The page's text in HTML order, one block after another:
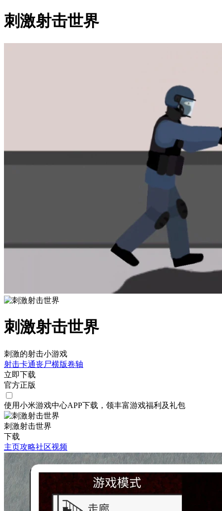
刺激射击世界
刺激射击世界
刺激的射击小游戏
射击卡通丧尸横版卷轴
立即下载
官方正版
使用小米游戏中心APP下载 ，领丰富游戏福利 及礼包
刺激射击世界
下载
主页攻略社区视频